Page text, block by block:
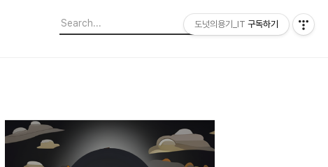
도넛의용기_IT 구독하기